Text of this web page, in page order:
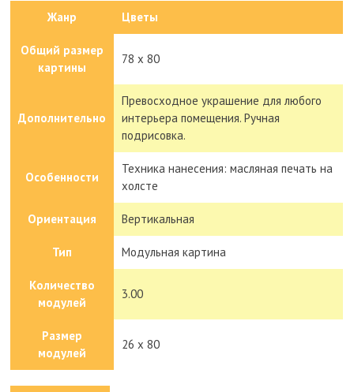
Жанр Цветы
Общий размер
картины
78 x 80
Дополнительно
Превосходное украшение для любого
интерьера помещения. Ручная
подрисовка.
Особенности
Техника нанесения: масляная печать на
холсте
Ориентация Вертикальная
Тип Модульная картина
Количество
модулей
3.00
Размер
модулей
26 x 80